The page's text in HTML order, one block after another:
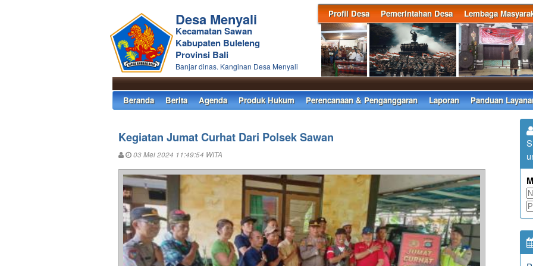
Profil Desa Pemerintahan Desa Lembaga
Desa Menyali
Kecamatan Sawan
Kabupaten Buleleng
Provinsi Bali
Banjar dinas. Kanginan Desa Menyali
Beranda Berita Agenda Produk Hukum Perencanaan & Penganggaran Laporan Panduan
Kegiatan Jumat Curhat Dari Polsek Sawan
03 Mei 2024 11:49:54 WITA